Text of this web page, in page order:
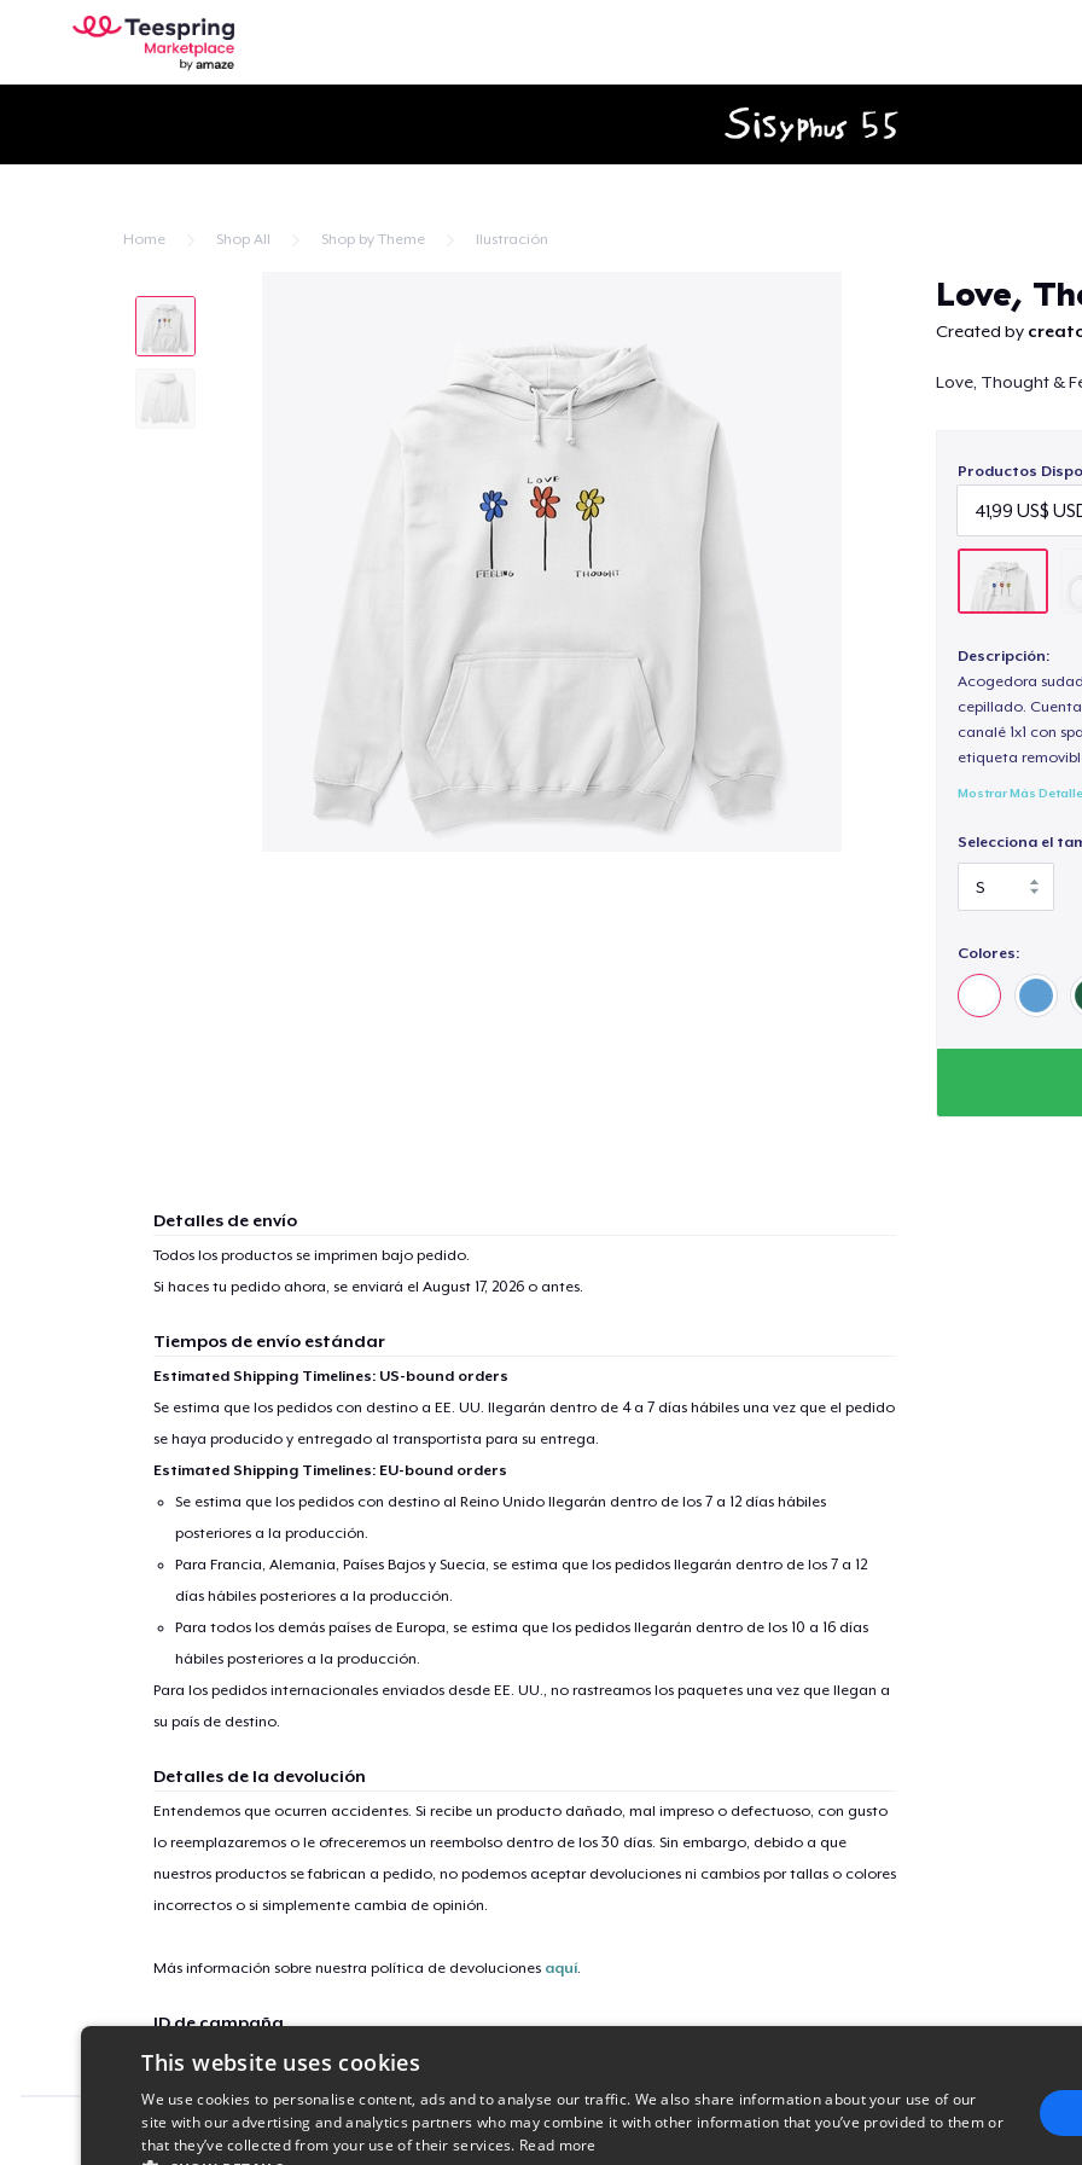
Home Shop All Shop by Theme Ilustración
Love,
Created by
Love, Thought &
Productos
Descripción:
Acogedora
cepillado.
canalé 1x1 con
etiqueta
Mostrar Más
Selecciona el
Colores:
Detalles de envío
Todos los productos se imprimen bajo pedido.
Si haces tu pedido ahora, se enviará el August 17, 2026o antes.
Tiempos de envío estándar
Estimated Shipping Timelines: US-bound orders
Se estima que los pedidos con destino a EE. UU. llegarán dentro de 4 a 7 días hábiles una vez que el pedido
se haya producido y entregado al transportista para su entrega.
Estimated Shipping Timelines: EU-bound orders
Se estima que los pedidos con destino al Reino Unido llegarán dentro de los 7 a 12 días hábiles
posteriores a la producción.
Para Francia, Alemania, Países Bajos y Suecia, se estima que los pedidos llegarán dentro de los 7 a 12
días hábiles posteriores a la producción.
Para todos los demás países de Europa, se estima que los pedidos llegarán dentro de los 10 a 16 días
hábiles posteriores a la producción.
Para los pedidos internacionales enviados desde EE. UU., no rastreamos los paquetes una vez que llegan a
su país de destino.
Detalles de la devolución
Entendemos que ocurren accidentes. Si recibe un producto dañado, mal impreso o defectuoso, con gusto
lo reemplazaremos o le ofreceremos un reembolso dentro de los 30 días. Sin embargo, debido a que
nuestros productos se fabrican a pedido, no podemos aceptar devoluciones ni cambios por tallas o colores
incorrectos o si simplemente cambia de opinión.
Más información sobre nuestra política de devoluciones aquí.
ID de campaña
love-thought-feeling
Report this product
26,99 US$
This website uses cookies
We use cookies to personalise content, ads and to analyse our traffic. We also share information about your use of our
site with our advertising and analytics partners who may combine it with other information that you’ve provided to them or
that they’ve collected from your use of their services. Read more